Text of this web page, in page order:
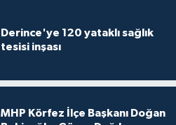
Derince'ye 120 yataklı sağlık
tesisi inşası
MHP Körfez İlçe Başkanı Doğan